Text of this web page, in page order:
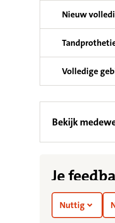
Nieuw
Volledige
Bekijk
Je
Nuttig